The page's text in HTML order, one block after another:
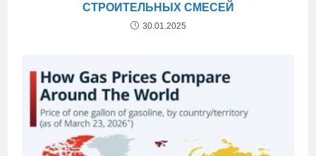
СТРОИТЕЛЬНЫХ СМЕСЕЙ
30.01.2025